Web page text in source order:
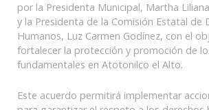
por la Presidenta Municipal, Martha
y la Presidenta de la Comisión Estatal de
Humanos, Luz Carmen Godínez, con el
fortalecer la protección y promoción de
fundamentales en Atotonilco el Alto.
Este acuerdo permitirá implementar